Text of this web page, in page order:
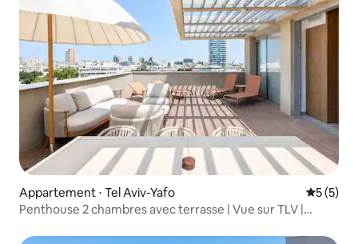
Appartement ⋅ Tel Aviv-Yafo
5 (5)
Penthouse 2 chambres avec terrasse | Vue sur TLV |